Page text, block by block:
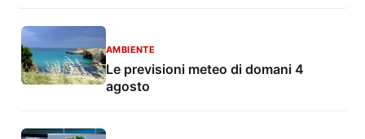
AMBIENTE
Le previsioni meteo di domani 4
agosto